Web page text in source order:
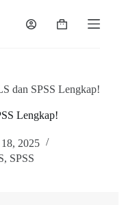
Shopping
dan SPSS Lengkap!
Lengkap!
2025
, SPSS